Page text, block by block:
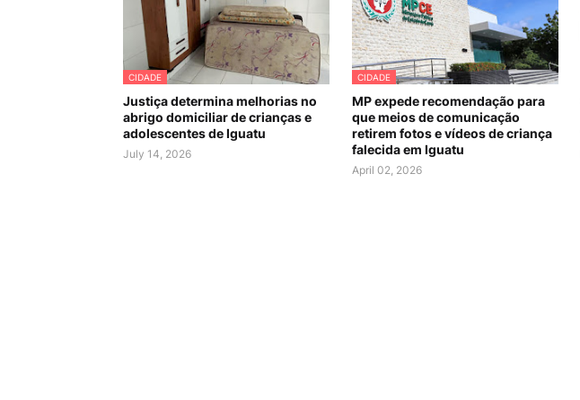
CIDADE
Justiça determina melhorias no
abrigo domiciliar de crianças e
adolescentes de Iguatu
July 14, 2026
CIDADE
MP expede recomendação para
que meios de comunicação
retirem fotos e vídeos de criança
falecida em Iguatu
April 02, 2026